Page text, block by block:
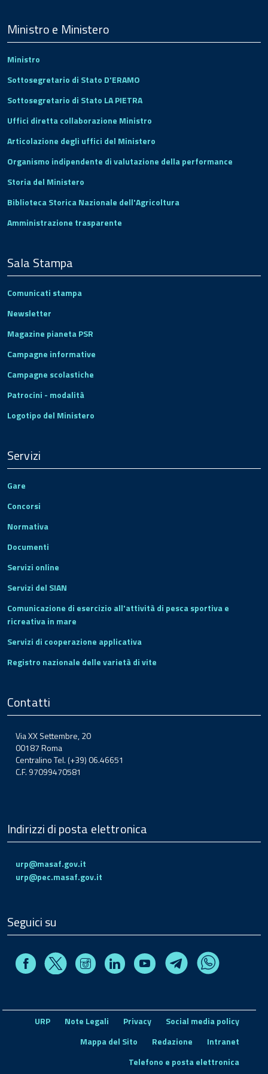
Footer
Ministro e Ministero
Ministro
Sottosegretario di Stato D'ERAMO
Sottosegretario di Stato LA PIETRA
Uffici diretta collaborazione Ministro
Articolazione degli uffici del Ministero
Organismo indipendente di valutazione della performance
Storia del Ministero
Biblioteca Storica Nazionale dell'Agricoltura
Amministrazione trasparente
Sala Stampa
Comunicati stampa
Newsletter
Magazine pianeta PSR
Campagne informative
Campagne scolastiche
Patrocini - modalità
Logotipo del Ministero
Servizi
Gare
Concorsi
Normativa
Documenti
Servizi online
Servizi del SIAN
Comunicazione di esercizio all'attività di pesca sportiva e
ricreativa in mare
Servizi di cooperazione applicativa
Registro nazionale delle varietà di vite
Contatti
Via XX Settembre, 20
00187 Roma
Centralino Tel. (+39) 06.46651
C.F. 97099470581
Indirizzi di posta elettronica
urp@masaf.gov.it
urp@pec.masaf.gov.it
Seguici su
FacebookX InstagramLinkedin Youtube TelegramWhatsapp
URP Note Legali Privacy
Social media policy
Mappa del Sito
Redazione
Intranet
Telefono e posta elettronica